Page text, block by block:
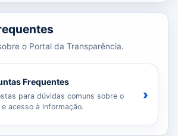
o Portal da Transparência.
Frequentes
para dúvidas comuns sobre o
acesso à informação.
›